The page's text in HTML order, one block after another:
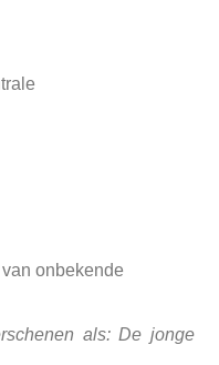
onbekende
als: De jonge